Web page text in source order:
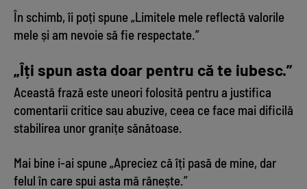
În schimb, îi poți spune „Limitele mele reflectă valorile
mele și am nevoie să fie respectate.”
„Îți spun asta doar pentru că te iubesc.”
Această frază este uneori folosită pentru a justifica
comentarii critice sau abuzive, ceea ce face mai dificilă
stabilirea unor granițe sănătoase.
Mai bine i-ai spune „Apreciez că îți pasă de mine, dar
felul în care spui asta mă rănește.”